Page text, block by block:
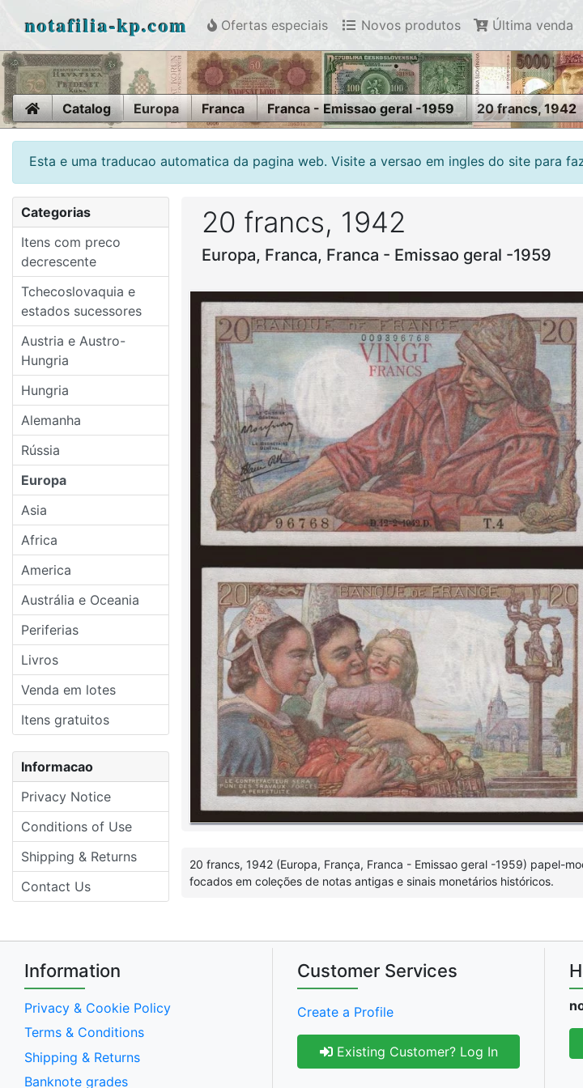
notafilia-kp.com Ofertas especiais Novos produtos Última venda
HomeCatalog Europa Franca Franca - Emissao geral -1959 20 francs, 1942
Esta e uma traducao automatica da pagina web. Visite a versao em ingles do site para
Categorias
Itens com preco
decrescente
Tchecoslovaquia e
estados sucessores
Austria e Austro-
Hungria
Hungria
Alemanha
Rússia
Europa
Asia
Africa
America
Austrália e Oceania
Periferias
Livros
Venda em lotes
Itens gratuitos
Informacao
Privacy Notice
Conditions of Use
Shipping & Returns
Contact Us
20 francs, 1942
Europa, Franca, Franca - Emissao geral -1959
20 francs, 1942 (Europa, França, Franca - Emissao geral -1959) papel-
focados em coleções de notas antigas e sinais monetários históricos.
Information
Privacy & Cookie Policy
Terms & Conditions
Shipping & Returns
Banknote grades
Customer Services
Create a Profile
Existing Customer? Log In